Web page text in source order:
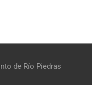
de Río Piedras